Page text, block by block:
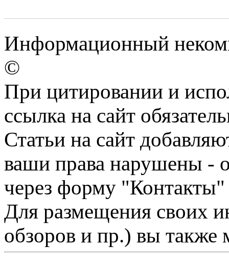
Информационный
©
При цитировании и
ссылка на сайт
Статьи на сайт
ваши права нарушены -
через форму "Контакты"
Для размещения своих
обзоров и пр.) вы также